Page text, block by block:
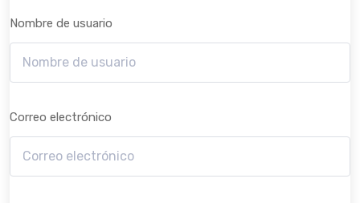
Nombre de usuario
Correo electrónico